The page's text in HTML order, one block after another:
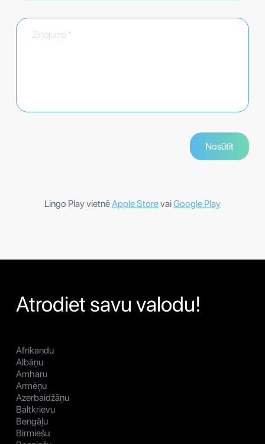
Lingo Play vietnēApple StorevaiGoogle Play
Atrodiet savu valodu!
Afrikandu
Albāņu
Amharu
Armēņu
Azerbaidžāņu
Baltkrievu
Bengāļu
Birmiešu